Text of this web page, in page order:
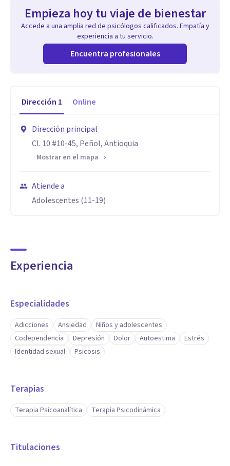
Empieza hoy tu viaje de bienestar
Accede a una amplia red de psicólogos calificados. Empatía y
experiencia a tu servicio.
Encuentra profesionales
Dirección 1 Online
Dirección principal
Cl. 10 #10-45, Peñol, Antioquia
Mostrar en el mapa
Atiende a
Adolescentes (11-19)
Experiencia
Especialidades
Adicciones Ansiedad
Niños y adolescentes
Codependencia
Depresión Dolor Autoestima
Estrés
Identidad sexual
Psicosis
Terapias
Terapia Psicoanalítica Terapia Psicodinámica
Titulaciones